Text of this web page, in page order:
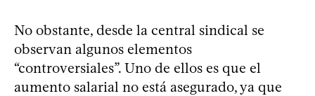
No obstante, desde la central sindical se
observan algunos elementos
“controversiales”. Uno de ellos es que el
aumento salarial no está asegurado, ya que